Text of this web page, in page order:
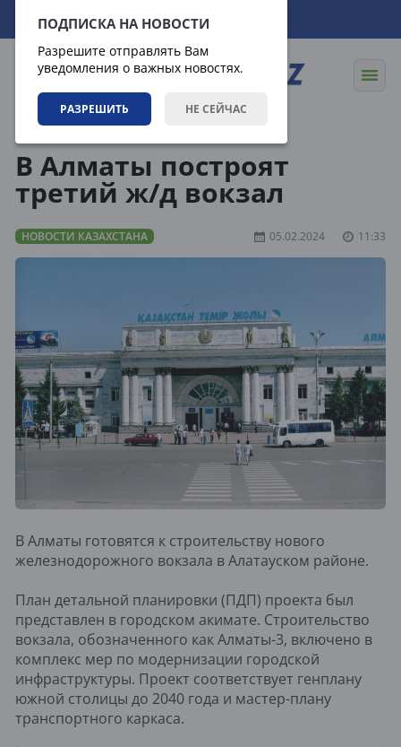
ПОДПИСКА НА НОВОСТИ
Разрешите отправлять Вам
уведомления о важных новостях.
РАЗРЕШИТЬ НЕ СЕЙЧАС
08.08.2026 18:26:59
В Алматы построят
третий ж/д вокзал
НОВОСТИ КАЗАХСТАНА 05.02.2024 11:33
В Алматы готовятся к строительству нового
железнодорожного вокзала в Алатауском районе.
План детальной планировки (ПДП) проекта был
представлен в городском акимате. Строительство
вокзала, обозначенного как Алматы-3, включено в
комплекс мер по модернизации городской
инфраструктуры. Проект соответствует генплану
южной столицы до 2040 года и мастер-плану
транспортного каркаса.